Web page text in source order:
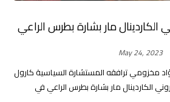
الكاردينال مار بشارة بطرس الراعي
May 24, 2023
مخزومي ترافقه المستشارة السياسية كارول